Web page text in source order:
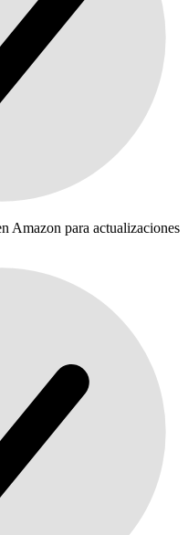
Amazon para actualizaciones